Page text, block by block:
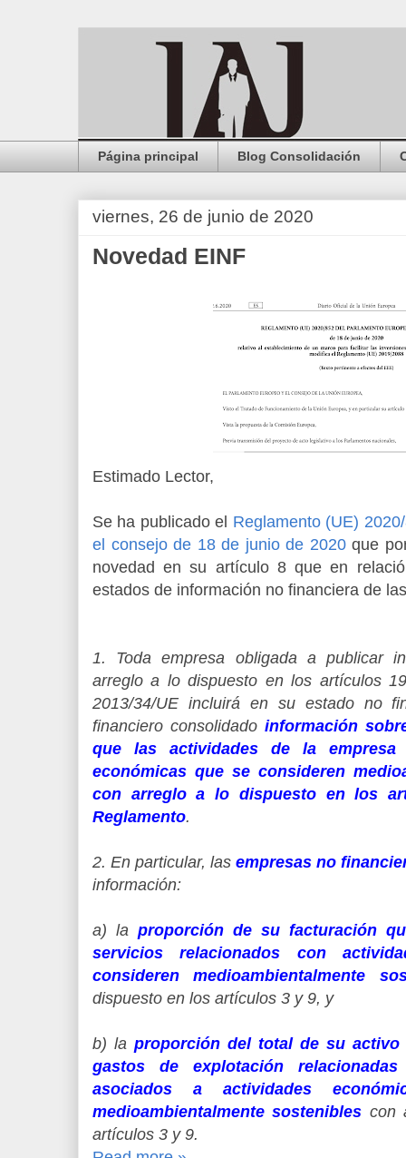
Página principal Blog Consolidación
viernes, 26 de junio de 2020
Novedad EINF
Estimado Lector,
Se ha publicado el Reglamento (UE)
el consejo de 18 de junio de 2020que
novedad en su artículo 8 que en
estados de información no financiera de
1. Toda empresa obligada a publicar
arreglo a lo dispuesto en los artículos
2013/34/UE incluirá en su estado no
financiero consolidado información
que las actividades de la
económicas que se consideren
con arreglo a lo dispuesto en los
Reglamento.
2. En particular, las empresas no
información:
a) la proporción de su facturación
servicios relacionados con
consideren medioambientalmente
dispuesto en los artículos 3 y 9, y
b) la proporción del total de su
gastos de explotación
asociados a actividades
medioambientalmente sostenibles con
artículos 3 y 9.